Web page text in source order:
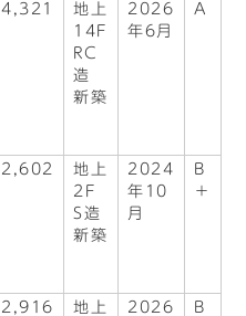
4,321
地上
14F
RC
造
新築
2026
年6月
A
2,602
地上
2F
S造
新築
2024
年10
月
B
＋
2,916
地上
2026
B